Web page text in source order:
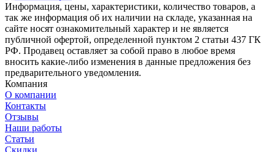
Информация, цены, характеристики, количество товаров, а
так же информация об их наличии на складе, указанная на
сайте носят ознакомительный характер и не является
публичной офертой, определенной пунктом 2 статьи 437 ГК
РФ. Продавец оставляет за собой право в любое время
вносить какие-либо изменения в данные предложения без
предварительного уведомления.
Компания
О компании
Контакты
Отзывы
Наши работы
Статьи
Скидки